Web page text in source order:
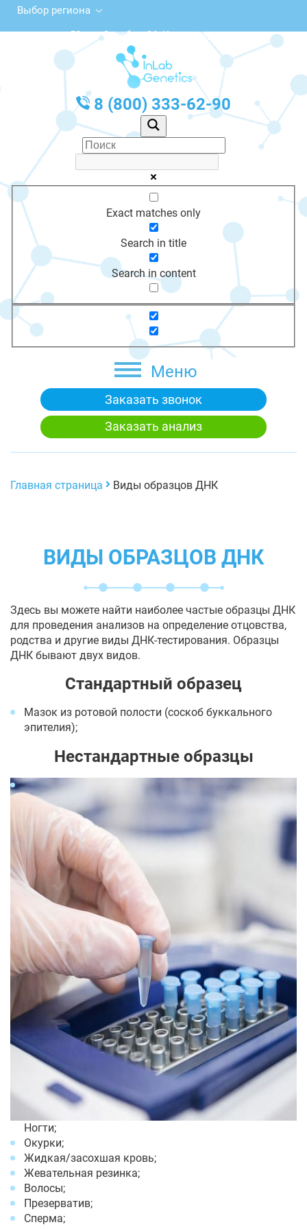
Выбор региона
ул. 50 лет Октября, 26, Кудымкар
с 10:00 до 20:00
График работы: Пн-Пт с 10:00 до 20:00
8 (800) 333-62-90
Exact matches only
Search in title
Search in content
Меню
Заказать звонок
Заказать анализ
Главная страница Виды образцов ДНК
ВИДЫ ОБРАЗЦОВ ДНК
Здесь вы можете найти наиболее частые образцы ДНК
для проведения анализов на определение отцовства,
родства и другие виды ДНК-тестирования. Образцы
ДНК бывают двух видов.
Стандартный образец
Мазок из ротовой полости (соскоб буккального
эпителия);
Нестандартные образцы
Ногти;
Окурки;
Жидкая/засохшая кровь;
Жевательная резинка;
Волосы;
Презерватив;
Сперма;